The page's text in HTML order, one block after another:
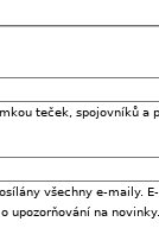
teček, spojovníků a
všechny e-maily.
upozorňování na novinky.